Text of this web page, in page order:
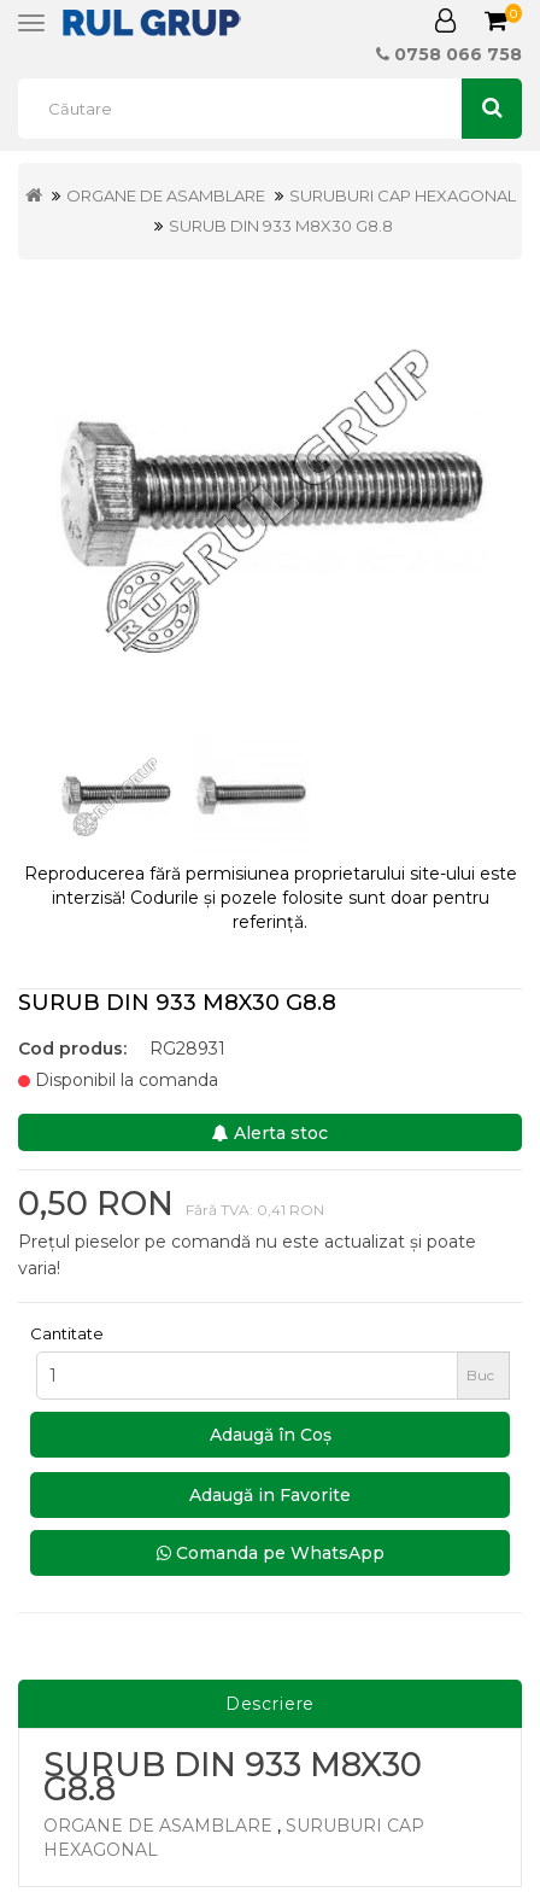
Toggle
0
0758 066 758
ORGANE DE ASAMBLARE
SURUBURI CAP HEXAGONAL
SURUB DIN 933 M8X30 G8.8
Reproducerea fără permisiunea proprietarului site-ului este
interzisă! Codurile și pozele folosite sunt doar pentru
referință.
SURUB DIN 933 M8X30 G8.8
Cod produs:
RG28931
Disponibil la comanda
Alerta stoc
0,50 RON Fără TVA: 0,41 RON
Prețul pieselor pe comandă nu este actualizat și poate
varia!
Cantitate
Buc
Adaugă în Coş
Adaugă in Favorite
Comanda pe WhatsApp
Descriere
SURUB DIN 933 M8X30
G8.8
ORGANE DE ASAMBLARE , SURUBURI CAP
HEXAGONAL